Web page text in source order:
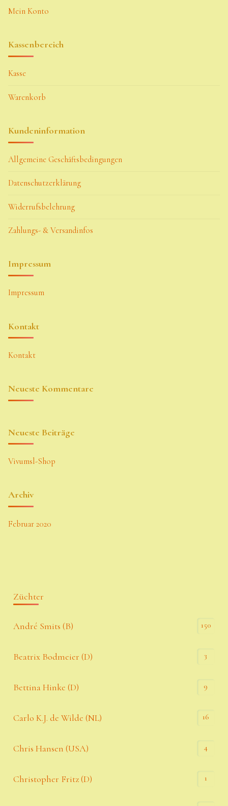
Mein Konto
Kassenbereich
Kasse
Warenkorb
Kundeninformation
Allgemeine Geschäftsbedingungen
Datenschutzerklärung
Widerrufsbelehrung
Zahlungs- & Versandinfos
Impressum
Impressum
Kontakt
Kontakt
Neueste Kommentare
Neueste Beiträge
Vivumsl-Shop
Archiv
Februar 2020
Züchter
André Smits (B) 150
Beatrix Bodmeier (D) 3
Bettina Hinke (D) 9
Carlo K.J. de Wilde (NL) 16
Chris Hansen (USA) 4
Christopher Fritz (D) 1